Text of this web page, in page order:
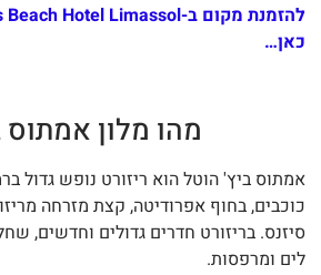
מהו מלון אמתוס
ביץ' הוטל הוא ריזורט נופש גדול
בחוף אפרודיטה, קצת מזרחה
בריזורט חדרים גדולים וחדשים,
ומרפסות.